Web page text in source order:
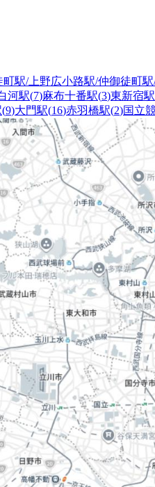
町駅/上野広小路駅/仲御徒町
河駅(7)麻布十番駅(3)東新宿駅
(9)大門駅(16)赤羽橋駅(2)国立